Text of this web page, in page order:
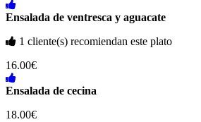
Ensalada de ventresca y aguacate
1 cliente(s) recomiendan este plato
16.00€
Ensalada de cecina
18.00€